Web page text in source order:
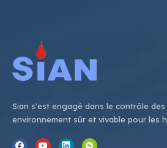
Sian s'est engagé dans le contrôle
environnement sûr et vivable pour les